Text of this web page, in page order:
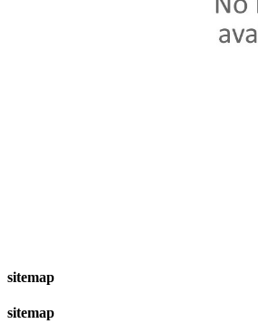
sitemap
sitemap